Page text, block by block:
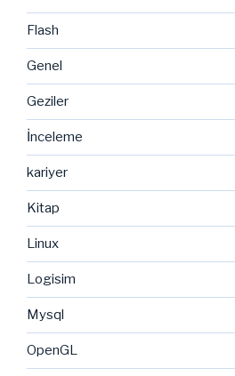
Flash
Genel
Geziler
İnceleme
kariyer
Kitap
Linux
Logisim
Mysql
OpenGL